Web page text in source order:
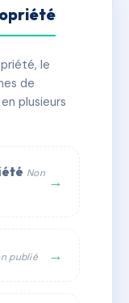
PARK
💬 WhatsApp
le
de
plusieurs
Non →
publié →